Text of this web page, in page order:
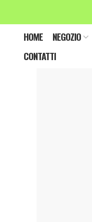
HOME NEGOZIO
CONTATTI